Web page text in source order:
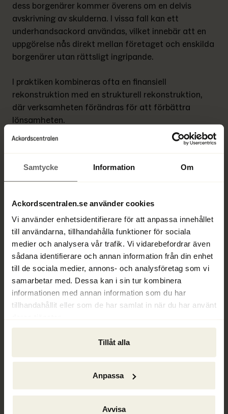
Samtycke Information Om
Ackordscentralen.se använder cookies
Vi använder enhetsidentifierare för att anpassa innehållet
till användarna, tillhandahålla funktioner för sociala
medier och analysera vår trafik. Vi vidarebefordrar även
sådana identifierare och annan information från din enhet
till de sociala medier, annons- och analysföretag som vi
samarbetar med. Dessa kan i sin tur kombinera
informationen med annan information som du har
tillhandahållit eller som de har samlat in när du har använt
Tillåt alla
Anpassa
Avvisa
dess borgenärer kommer överens om en delvis
avskrivning av skulderna. I vissa fall kan ett
underhandsackord användas, vilket innebär att en
uppgörelse nås direkt mellan företaget och enskilda
borgenärer utan rättsligt ingripande.
I praktiken kombineras ofta en finansiell
rekonstruktion med en strukturell rekonstruktion,
där verksamheten förändras för att förbättra
lönsamheten.
Skuldnedskrivning genom skuldnedskrivning
Ett företag har ackumulerade skulder på 10
finansiell rekonstruktion kommer företaget
överens med sina borgenärer om en
skuldnedskrivning där 50 % av skulderna skrivs
ned. Detta ger företaget möjlighet att återhämta
sig och fortsätta verksamheten.
Omförhandling av lån och räntor – Ett företag
har finansierat sin verksamhet genom dyra lån
med höga räntor. Genom en finansiell
Synonymer och relaterade begrepp:
Ekonomisk rekonstruktion